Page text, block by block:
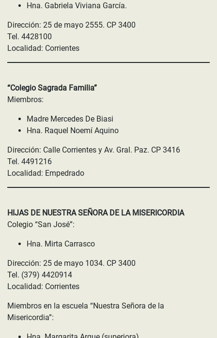
Hna. Gabriela Viviana García.
Dirección: 25 de mayo 2555. CP 3400
Tel. 4428100
Localidad: Corrientes
“Colegio Sagrada Familia”
Miembros:
Madre Mercedes De Biasi
Hna. Raquel Noemí Aquino
Dirección: Calle Corrientes y Av. Gral. Paz. CP 3416
Tel. 4491216
Localidad: Empedrado
HIJAS DE NUESTRA SEÑORA DE LA MISERICORDIA
Colegio “San José”:
Hna. Mirta Carrasco
Dirección: 25 de mayo 1034. CP 3400
Tel. (379) 4420914
Localidad: Corrientes
Miembros en la escuela “Nuestra Señora de la
Misericordia”: